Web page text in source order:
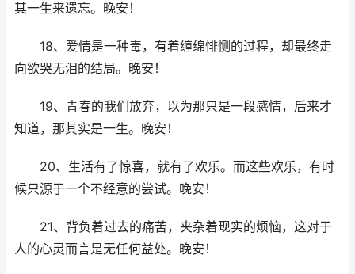
其一生来遗忘。晚安！
18、爱情是一种毒，有着缠绵悱恻的过程，却最终走
向欲哭无泪的结局。晚安！
19、青春的我们放弃，以为那只是一段感情，后来才
知道，那其实是一生。晚安！
20、生活有了惊喜，就有了欢乐。而这些欢乐，有时
候只源于一个不经意的尝试。晚安！
21、背负着过去的痛苦，夹杂着现实的烦恼，这对于
人的心灵而言是无任何益处。晚安！